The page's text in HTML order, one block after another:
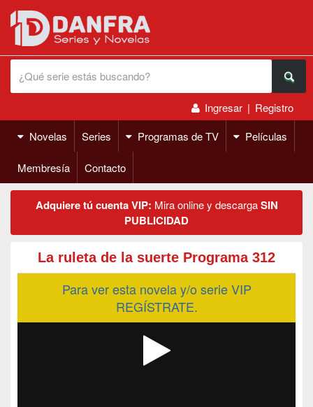
Ingresar | Registro
Novelas
Series Programas de TV Películas
Membresía Contacto
Adquiere tú cuenta VIP: Mira online y descargaSIN
PUBLICIDAD
La ruleta de la suerte Programa 312
Para ver esta novela y/o serie VIP
REGÍSTRATE.